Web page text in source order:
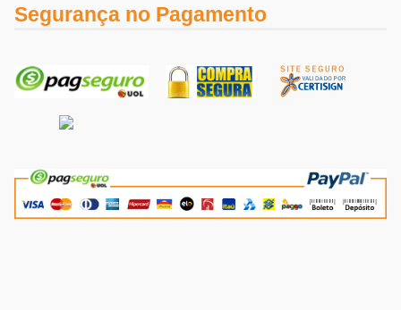
Segurança no Pagamento